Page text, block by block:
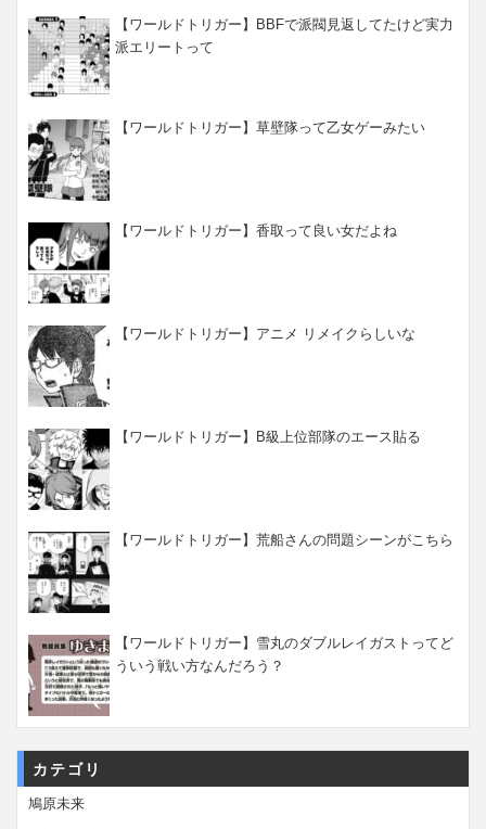
【ワールドトリガー】BBFで派閥見返してたけど実力
派エリートって
【ワールドトリガー】草壁隊って乙女ゲーみたい
【ワールドトリガー】香取って良い女だよね
【ワールドトリガー】アニメ リメイクらしいな
【ワールドトリガー】B級上位部隊のエース貼る
【ワールドトリガー】荒船さんの問題シーンがこちら
【ワールドトリガー】雪丸のダブルレイガストってど
ういう戦い方なんだろう？
カテゴリ
鳩原未来